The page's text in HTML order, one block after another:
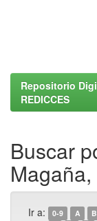
Repositorio
REDICCES
Buscar
Ir a: 0-9 A B